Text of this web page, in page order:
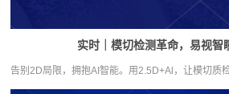
实时｜模切检测革命，易视智
告别2D局限，拥抱AI智能。用2.5D+Al，让模切质